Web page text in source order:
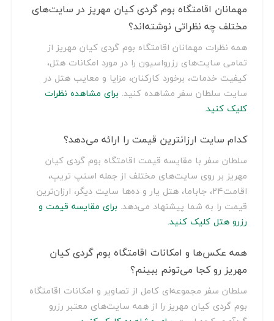
مهمانان اقامتگاه بوم گردی کیان مهریز در سایت‌های
مختلف چه نظراتی نوشته‌اند؟
همه نظرات مهمانان اقامتگاه بوم گردی کیان مهریز از
تمامی سایت‌های رزرواسیون را در مورد امکانات هتل،
کیفیت خدمات، برخورد کارکنان، مزایا و معایب هتل در
سایت سلطان سفر مشاهده کنید. برای مشاهده نظرات
کلیک کنید.
کدام سایت ارزانترین قیمت را ارائه می‌دهد؟
سلطان سفر با مقایسه قیمت اقامتگاه بوم گردی کیان
مهریز بر روی سایت‌های مختلف از جمله اسنپ تریپ،
اقامت24، جاباما، هتل یار و ده‌ها سایت دیگر، ارزان‌ترین
قیمت را به شما پیشنهاد می‌دهد. برای مقایسه قیمت و
رزرو هتل کلیک کنید.
همه عکس‌ها و امکانات اقامتگاه بوم گردی کیان
مهریز رو کجا می‌تونم ببینم؟
سلطان سفر مجموعه‌ای کامل از تصاویر و امکانات اقامتگاه
بوم گردی کیان مهریز را از همه سایت‌های معتبر رزرو